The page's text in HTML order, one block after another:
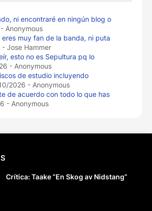
ni encontraré en ningún blog o
- Anonymous
eres muy fan de la banda, ni puta
- Jose Hammer
esto no es Sepultura pq lo
- Anonymous
de estudio incluyendo
2026 - Anonymous
de acuerdo con todo lo que has
- Anonymous
Crítica: Taake “En Skog av Nidstang”